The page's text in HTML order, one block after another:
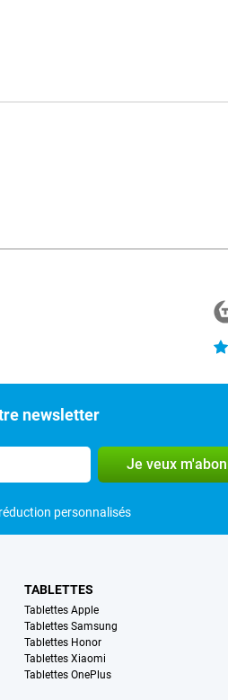
5
newsletter
Je veux
personnalisés
TABLETTES
Tablettes Apple
Tablettes Samsung
Tablettes Honor
Tablettes Xiaomi
Tablettes OnePlus